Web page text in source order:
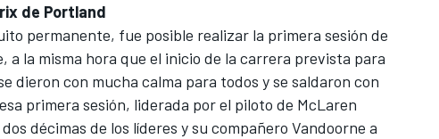
de Portland
permanente, fue posible realizar la primera sesión de
la misma hora que el inicio de la carrera prevista para
dieron con mucha calma para todos y se saldaron con
primera sesión, liderada por el piloto de McLaren
décimas de los líderes y su compañero Vandoorne a